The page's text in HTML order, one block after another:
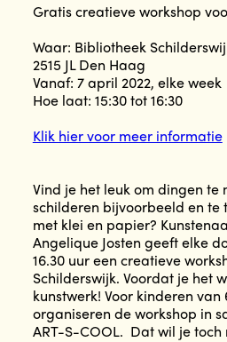
Gratis creatieve workshop
Waar: Bibliotheek
2515 JL Den Haag
Vanaf: 7 april 2022, elke week
Hoe laat: 15:30 tot 16:30
Klik hier voor meer informatie
Vind je het leuk om dingen te
schilderen bijvoorbeeld en te
met klei en papier?
Angelique Josten geeft elke
16.30 uur een creatieve
Schilderswijk. Voordat je het
kunstwerk! Voor kinderen van
organiseren de workshop in
ART-S-COOL. Dat wil je toch